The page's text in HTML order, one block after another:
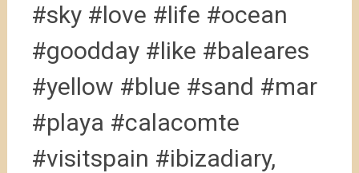
#sky #love #life #ocean
#goodday #like #baleares
#yellow #blue #sand #mar
#playa #calacomte
#visitspain #ibizadiary,